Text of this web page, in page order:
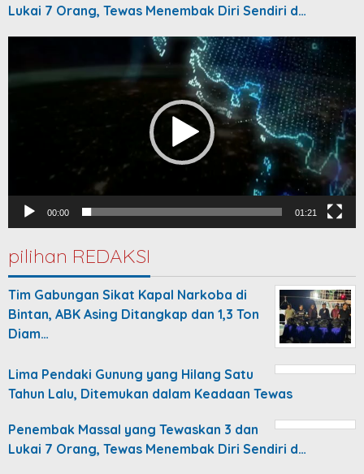
Lukai 7 Orang, Tewas Menembak Diri Sendiri d…
00:00 01:21
pilihan REDAKSI
Tim Gabungan Sikat Kapal Narkoba di
Bintan, ABK Asing Ditangkap dan 1,3 Ton
Diam…
Lima Pendaki Gunung yang Hilang Satu
Tahun Lalu, Ditemukan dalam Keadaan Tewas
Penembak Massal yang Tewaskan 3 dan
Lukai 7 Orang, Tewas Menembak Diri Sendiri d…